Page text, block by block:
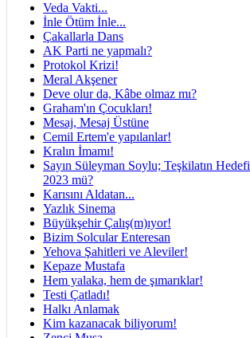
Veda Vakti...
İnle Ötüm İnle...
Çakallarla Dans
AK Parti ne yapmalı?
Protokol Krizi!
Meral Akşener
Deve olur da, Kâbe olmaz mı?
Graham'ın Çocukları!
Mesaj, Mesaj Üstüne
Cemil Ertem'e yapılanlar!
Kralın İmamı!
Sayın Süleyman Soylu; Teşkilatın Hedefi
2023 mü?
Karısını Aldatan...
Yazlık Sinema
Büyükşehir Çalış(m)ıyor!
Bizim Solcular Enteresan
Yehova Şahitleri ve Aleviler!
Kepaze Mustafa
Hem yalaka, hem de şımarıklar!
Testi Çatladı!
Halkı Anlamak
Kim kazanacak biliyorum!